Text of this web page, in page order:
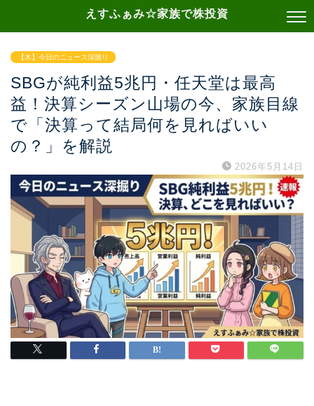
えすふぁみ☆家族で株投資
【木】今日のニュース深掘り
SBGが純利益5兆円・任天堂は最高
益！決算シーズン山場の今、家族目線
で「決算って結局何を見ればいい
の？」を解説
2026年5月14日